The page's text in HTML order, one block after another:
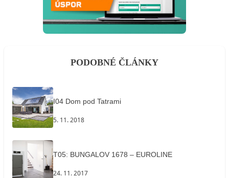
PODOBNÉ ČLÁNKY
I04 Dom pod Tatrami
5. 11. 2018
T05: BUNGALOV 1678 – EUROLINE
24. 11. 2017